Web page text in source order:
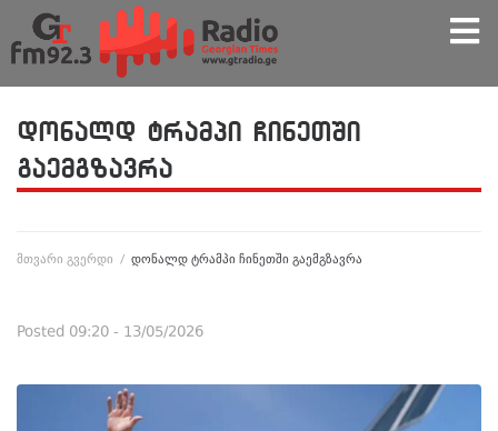
დონალდ ტრამპი ჩინეთში
გაემგზავრა
მთვარი გვერდი / დონალდ ტრამპი ჩინეთში გაემგზავრა
Posted 09:20 - 13/05/2026